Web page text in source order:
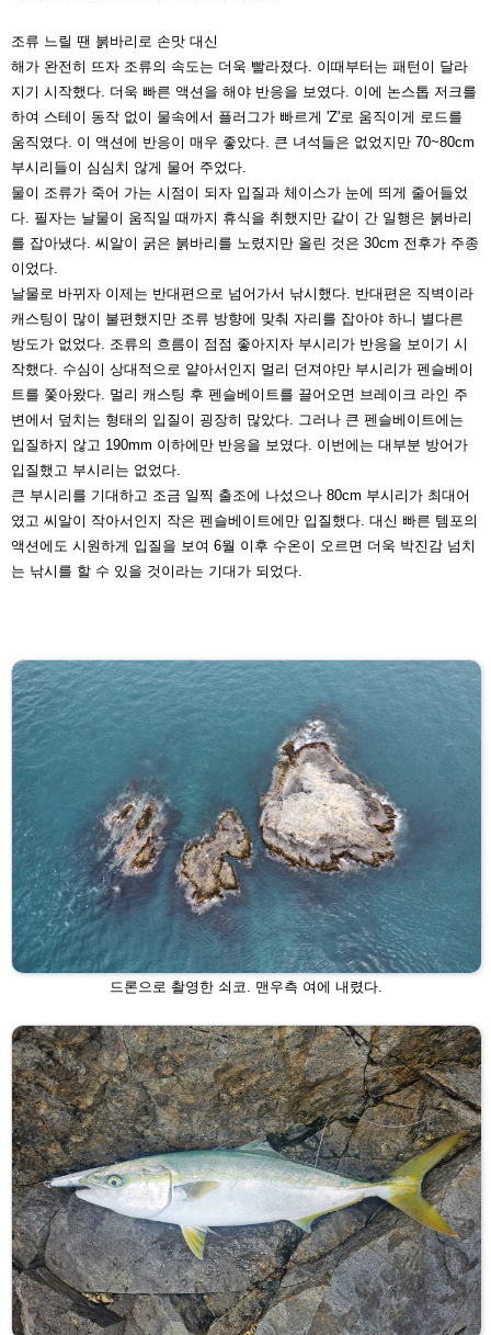
조류 느릴 땐 붉바리로 손맛 대신
해가 완전히 뜨자 조류의 속도는 더욱 빨라졌다. 이때부터는 패턴이 달라
지기 시작했다. 더욱 빠른 액션을 해야 반응을 보였다. 이에 논스톱 저크를
하여 스테이 동작 없이 물속에서 플러그가 빠르게 'Z'로 움직이게 로드를
움직였 다. 이 액션에 반응이 매우 좋았다. 큰 녀석들은 없었지만 70~80cm
부시리들이 심심치 않게 물어 주었다.
물이 조류가 죽어 가는 시점이 되자 입질과 체이스가 눈에 띄게 줄어들었
다. 필자는 날물이 움직일 때까지 휴식을 취했지만 같이 간 일행은 붉바리
를 잡아냈다. 씨알이 굵은 붉바리를 노렸지만 올린 것은 30cm 전후가 주종
이었다.
날물로 바뀌자 이제는 반대편으로 넘어가서 낚시했다. 반대 편은 직벽이라
캐스팅이 많이 불편했지만 조류 방향에 맞춰 자리를 잡아야 하니 별다른
방도가 없었다. 조류의 흐름이 점점 좋아지자 부시리가 반응을 보이기 시
작했다. 수심 이 상대적으로 얕아서인지 멀리 던져야만 부시리가 펜슬베 이
트를 쫓아왔다. 멀리 캐스팅 후 펜슬베이트를 끌어오면 브레이크 라인 주
변에서 덮치는 형태의 입질이 굉장히 많았다. 그러나 큰 펜슬베이트에는
입질하지 않고 190mm 이하에만 반응을 보였다. 이번에는 대부분 방어가
입질했고 부시리는 없었다.
큰 부시리를 기대하고 조금 일찍 출조에 나섰으나 80cm 부시리가 최대어
였고 씨알이 작아서인지 작은 펜슬베이트에 만 입질했다. 대신 빠른 템포의
액션에도 시원하게 입질을 보여 6월 이후 수온이 오르면 더욱 박진감 넘치
는 낚시를 할 수 있을 것이라는 기대가 되었다.
드론으로 촬영한 쇠코. 맨우측 여에 내렸다.